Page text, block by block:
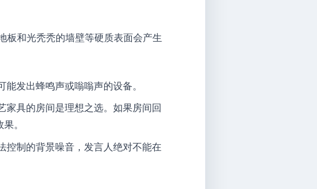
板和光秃秃的墙壁等硬质表面会产生
发出蜂鸣声或嗡嗡声的设备。
家具的房间是理想之选。如果房间回
。
控制的背景噪音，发言人绝对不能在